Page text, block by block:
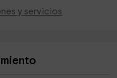
y servicios